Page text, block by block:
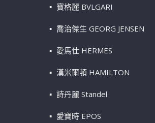
寶格麗 BVLGARI
喬治傑生 GEORG JENSEN
愛馬仕 HERMES
漢米爾頓 HAMILTON
詩丹麗 Standel
愛寶時 EPOS